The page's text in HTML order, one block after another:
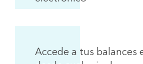
Accede a tus balances